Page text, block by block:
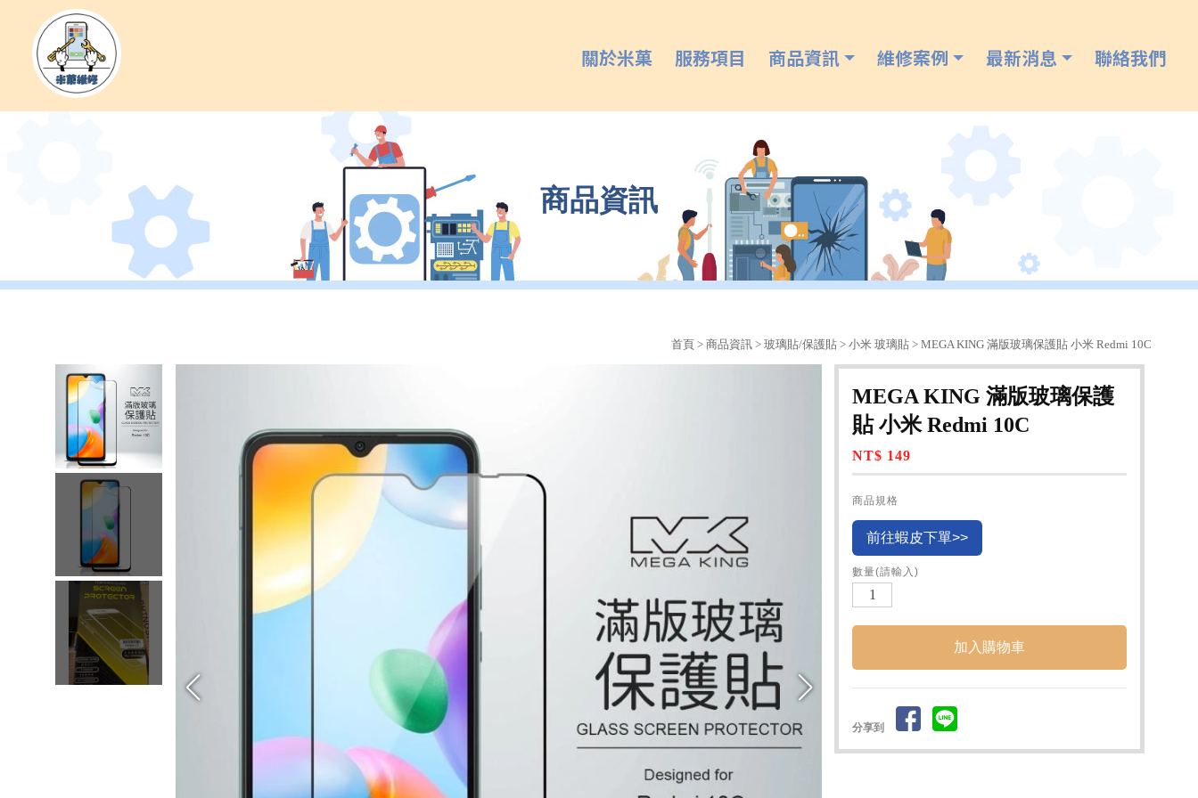
關於米菓 服務項目 商品資訊 維修案例 最新消息 聯絡我們
商品資訊
首頁 > 商品資訊 > 玻璃貼/保護貼 > 小米 玻璃貼 > MEGA KING 滿版玻璃保護貼 小米 Redmi 10C
MEGA KING 滿版玻璃保護
貼 小米 Redmi 10C
NT$ 149
商品規格
前往蝦皮下單>>
數量(請輸入)
分享到